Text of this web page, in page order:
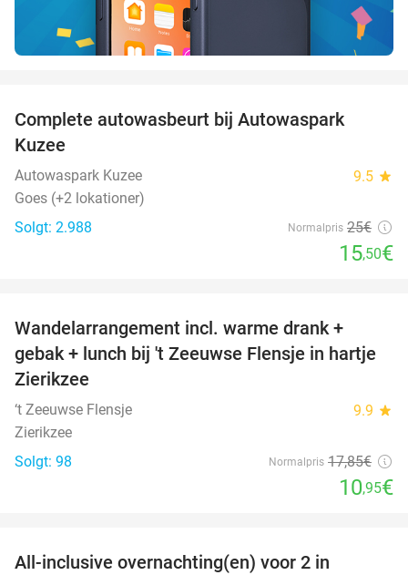
Complete autowasbeurt bij Autowaspark
Kuzee
Autowaspark Kuzee 9.5 star
Goes (+2 lokationer)
Solgt: 2.988
Normalpris 25€
15,50€
Wandelarrangement incl. warme drank +
gebak + lunch bij 't Zeeuwse Flensje in hartje
Zierikzee
‘t Zeeuwse Flensje 9.9 star
Zierikzee
Solgt: 98
Normalpris 17,85€
10,95€
All-inclusive overnachting(en) voor 2 in